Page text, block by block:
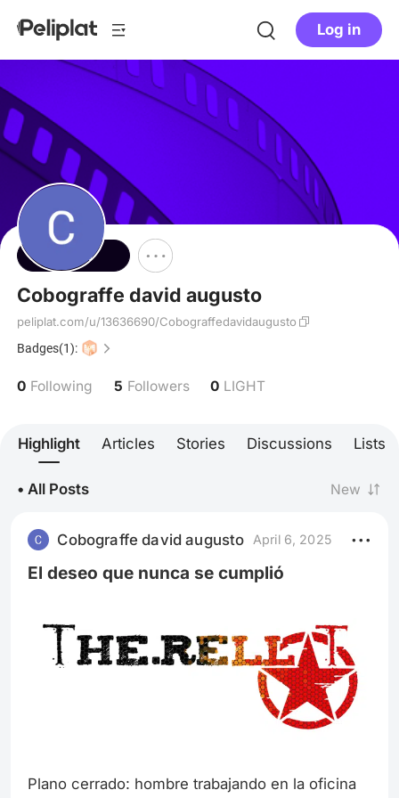
Log in
Follow
Cobograffe david augusto
peliplat.com/u/13636690/Cobograffedavidaugusto
Badges(1):
0 Following 5 Followers 0 LIGHT
Highlight Articles Stories Discussions Lists
• All Posts New
Cobograffe david augusto April 6, 2025
El deseo que nunca se cumplió
Plano cerrado: hombre trabajando en la oficina